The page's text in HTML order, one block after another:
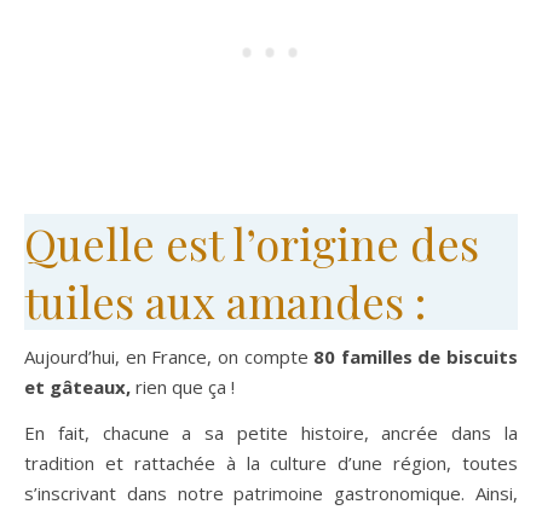
Quelle est l’origine des
tuiles aux amandes :
Aujourd’hui, en France, on compte 80 familles de biscuits
et gâteaux, rien que ça !
En fait, chacune a sa petite histoire, ancrée dans la
tradition et rattachée à la culture d’une région, toutes
s’inscrivant dans notre patrimoine gastronomique. Ainsi,